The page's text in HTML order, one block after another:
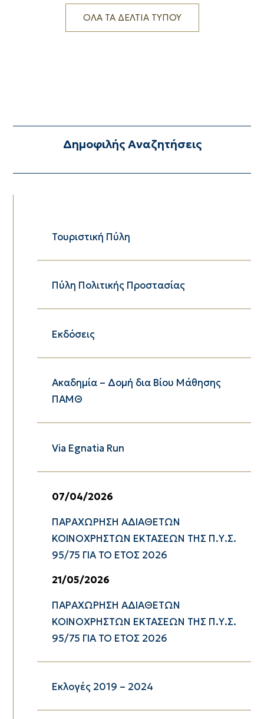
ΟΛΑ ΤΑ ΔΕΛΤΙΑ ΤΥΠΟΥ
Δημοφιλής Αναζητήσεις
Τουριστική Πύλη
Πύλη Πολιτικής Προστασίας
Εκδόσεις
Ακαδημία – Δομή δια Βίου Μάθησης
ΠΑΜΘ
Via Egnatia Run
07/04/2026
ΠΑΡΑΧΩΡΗΣΗ ΑΔΙΑΘΕΤΩΝ
ΚΟΙΝΟΧΡΗΣΤΩΝ ΕΚΤΑΣΕΩΝ ΤΗΣ Π.Υ.Σ.
95/75 ΓΙΑ ΤΟ ΕΤΟΣ 2026
21/05/2026
ΠΑΡΑΧΩΡΗΣΗ ΑΔΙΑΘΕΤΩΝ
ΚΟΙΝΟΧΡΗΣΤΩΝ ΕΚΤΑΣΕΩΝ ΤΗΣ Π.Υ.Σ.
95/75 ΓΙΑ ΤΟ ΕΤΟΣ 2026
Εκλογές 2019 – 2024